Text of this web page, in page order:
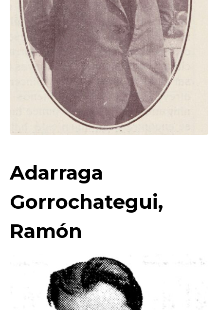
Adarraga
Gorrochategui,
Ramón